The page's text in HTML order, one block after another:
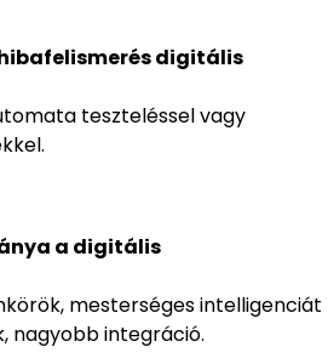
digitális
teszteléssel vagy
a digitális
mesterséges intelligenciát
nagyobb integráció.